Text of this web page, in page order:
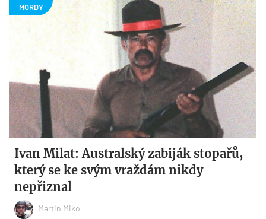
Ivan Milat: Australský zabiják stopařů,
který se ke svým vraždám nikdy
nepřiznal
Martin Miko